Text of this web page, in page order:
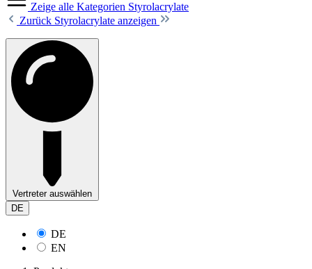
Zeige alle Kategorien Styrolacrylate
Zurück Styrolacrylate anzeigen
Vertreter auswählen
DE
DE
EN